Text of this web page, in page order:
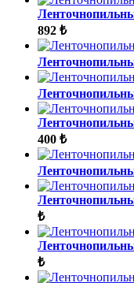
892 ₺
400 ₺
₺
₺